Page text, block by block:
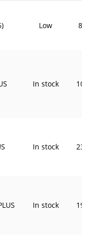
Low
In stock
In stock
In stock